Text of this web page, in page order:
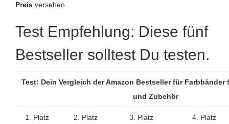
Preis versehen.
Test Empfehlung: Diese fünf
Bestseller solltest Du testen.
Test: Dein Vergleich der Amazon Bestseller für Farbbänder
und Zubehör
1. Platz 2. Platz 3. Platz 4. Platz